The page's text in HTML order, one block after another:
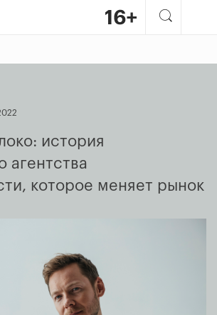
история
агентства
которое меняет рынок